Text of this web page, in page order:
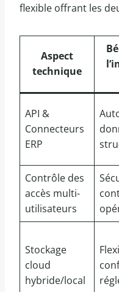
flexible offrant les
Aspect
technique
API &
Connecteurs
ERP
Contrôle des
accès multi-
utilisateurs
Stockage
cloud
hybride/local